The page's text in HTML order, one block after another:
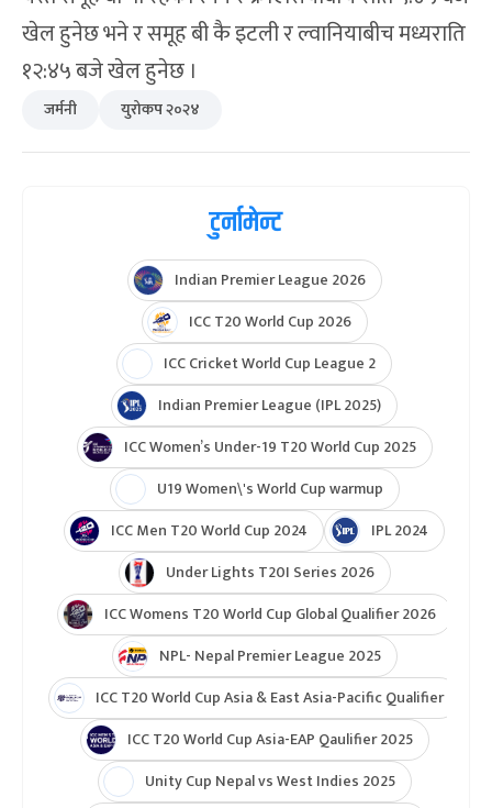
खेल हुनेछ भने र समूह बी कै इटली र ल्वानियाबीच मध्यराति
१२:४५ बजे खेल हुनेछ ।
जर्मनी युरोकप २०२४
टुर्नामेन्ट
Indian Premier League 2026
ICC T20 World Cup 2026
ICC Cricket World Cup League 2
Indian Premier League (IPL 2025)
ICC Women’s Under-19 T20 World Cup 2025
U19 Women\'s World Cup warmup
ICC Men T20 World Cup 2024
IPL 2024
Under Lights T20I Series 2026
ICC Womens T20 World Cup Global Qualifier 2026
NPL- Nepal Premier League 2025
ICC T20 World Cup Asia & East Asia-Pacific Qualifier
ICC T20 World Cup Asia-EAP Qaulifier 2025
Unity Cup Nepal vs West Indies 2025